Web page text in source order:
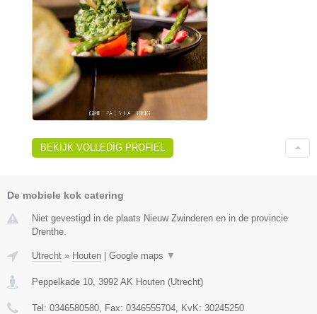
BEKIJK VOLLEDIG PROFIEL
De mobiele kok catering
Niet gevestigd in de plaats Nieuw Zwinderen en in de provincie
Drenthe.
Utrecht » Houten | Google maps ▼
Peppelkade 10 3992 AK Houten (Utrecht)
Tel: 0346580580 , Fax: 0346555704 , KvK: 30245250